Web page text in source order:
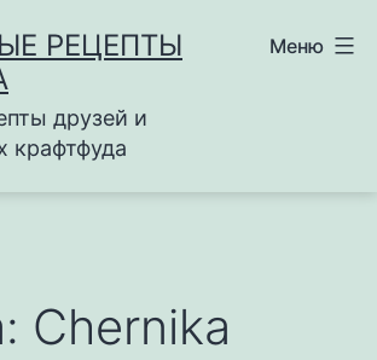
РЕЦЕПТЫ
друзей и
крафтфуда
Меню
Chernika